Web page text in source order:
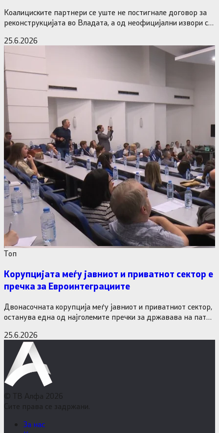
Коалициските партнери се уште не постигнале договор за
реконструкцијата во Владата, а од неофицијални извори се
25.6.2026
Tоп
Корупцијата меѓу јавниот и приватнот сектор е
пречка за Евроинтеграциите
Двонасочната корупција меѓу јавниот и приватниот сектор,
останува една од најголемите пречки за државава на патот
25.6.2026
© ТВ Алфа 2026
Сите права се задржани.
За нас